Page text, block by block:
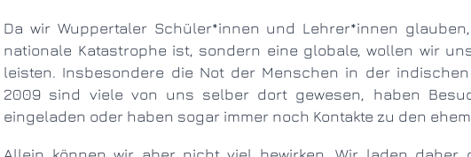
Da wir Wuppertaler Schüler*innen und Lehrer*innen glauben, dass diese Pandemie nicht nur eine
nationale Katastrophe ist, sondern eine globale, wollen wir
leisten. Insbesondere die Not der Menschen in der
2009 sind viele von uns selber dort gewesen, haben
eingeladen oder haben sogar immer noch Kontakte zu den